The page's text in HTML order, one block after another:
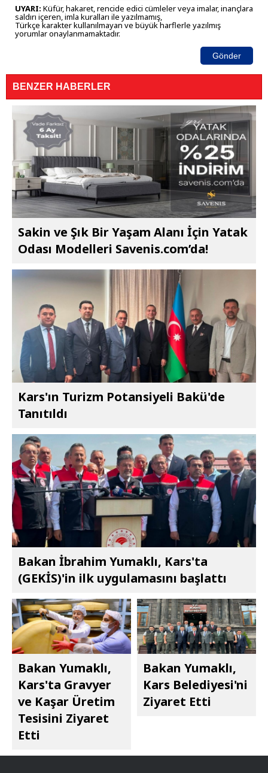
UYARI: Küfür, hakaret, rencide edici cümleler veya imalar, inançlara
saldırı içeren, imla kuralları ile yazılmamış,
Türkçe karakter kullanılmayan ve büyük harflerle yazılmış
yorumlar onaylanmamaktadır.
Gönder
BENZER HABERLER
Sakin ve Şık Bir Yaşam Alanı İçin Yatak
Odası Modelleri Savenis.com’da!
Kars'ın Turizm Potansiyeli Bakü'de
Tanıtıldı
Bakan İbrahim Yumaklı, Kars'ta
(GEKİS)'in ilk uygulamasını başlattı
Bakan Yumaklı,
Kars'ta Gravyer
ve Kaşar Üretim
Tesisini Ziyaret
Etti
Bakan Yumaklı,
Kars Belediyesi'ni
Ziyaret Etti